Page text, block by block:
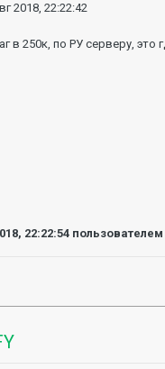
2018, 22:22:42
в 250к, по РУ серверу, это
22:22:54